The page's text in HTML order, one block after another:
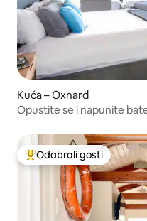
Kuća – Oxnard
Opustite se i napunite
Među najviše rangiranima
Odabrali gosti